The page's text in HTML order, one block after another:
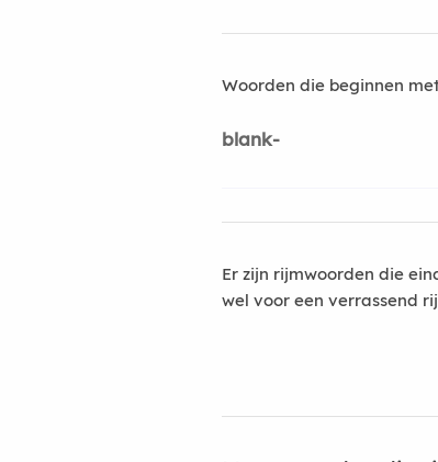
Woorden die beginnen
blank-
Er zijn rijmwoorden die
wel voor een verrassend